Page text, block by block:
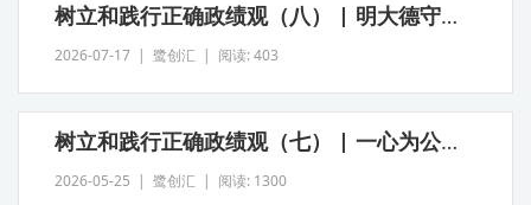
树立和践行正确政绩观（八） | 明大德守公德严私德
2026-07-17 | 鹭创汇 | 阅读: 403
树立和践行正确政绩观（七） | 一心为公、事事出于公心
2026-05-25 | 鹭创汇 | 阅读: 1300